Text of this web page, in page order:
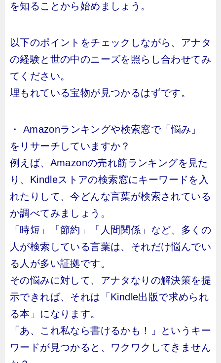
を知ることから始めましょう。
以下のポイントをチェックしながら、アナタ
の経験と世の中のニーズを照らし合わせてみ
てください。
埋もれている宝物が見つかるはずです。
・ Amazonランキングや検索窓で「悩み」
をリサーチしていますか？
例えば、Amazonの売れ筋ランキングを見た
り、Kindleストアの検索窓にキーワードを入
れたりして、今どんな言葉が検索されている
か調べてみましょう。
「時短」「節約」「人間関係」など、多くの
人が検索している言葉は、それだけ悩んでい
る人が多い証拠です。
その悩みに対して、アナタなりの解決策を提
示できれば、それは「Kindle出版で求められ
る本」になります。
「あ、これ私なら書けるかも！」というキー
ワードが見つかると、ワクワクしてきません